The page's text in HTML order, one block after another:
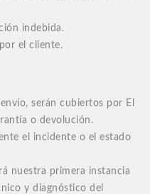
indebida.
el cliente.
serán cubiertos por El
o devolución.
el incidente o el estado
nuestra primera instancia
y diagnóstico del